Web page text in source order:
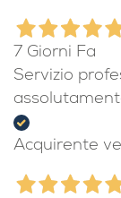
7 Giorni Fa
Servizio
Acquirente